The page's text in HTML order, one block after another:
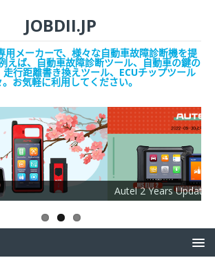
JOBDII.JP
用メーカーで、様々な自動車故障診断機を提
えば、自動車故障診断ツール、自動車の鍵の
行距離書き換えツール、ECUチップツール
お気軽に利用してください。
Update